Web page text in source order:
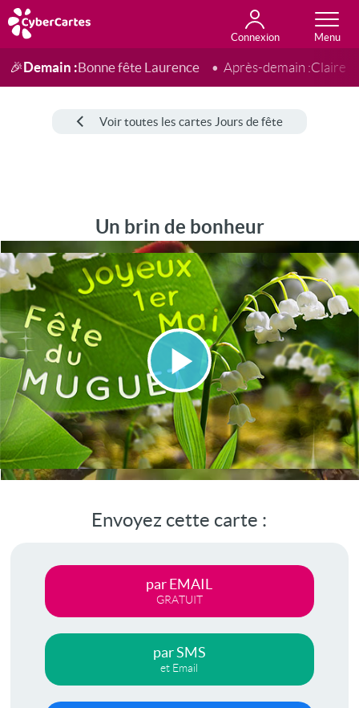
Connexion
Anniversaire
Fête du jour
Amour
Amitié
Merci
Toutes les cartes
🎉Demain :Bonne fête Laurence Après-demain :Claire
Voir toutes les cartes Jours de fête
Un brin de bonheur
Lire
la
vidéo
Envoyez cette carte :
par EMAIL
GRATUIT
par SMS
et Email